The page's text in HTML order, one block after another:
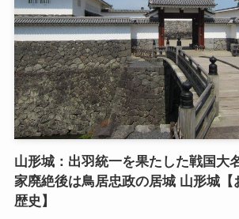
山形城：出羽統一を果たした戦国大
家廃絶後は鳥居忠政の居城 山形城【
歴史】